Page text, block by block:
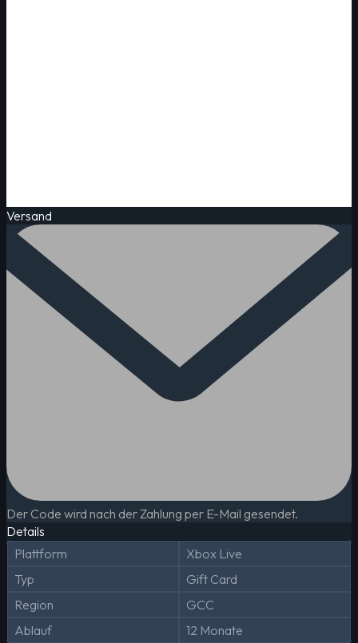
Versand
Der Code wird nach der Zahlung per E-Mail gesendet.
Details
Plattform
Xbox Live
Typ
Gift Card
Region
GCC
Ablauf
12 Monate